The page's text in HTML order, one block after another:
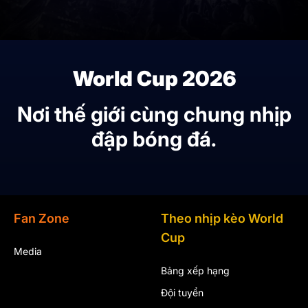
World Cup 2026
Nơi thế giới cùng chung nhịp
đập bóng đá.
Fan Zone
Media
Theo nhịp kèo World
Cup
Bảng xếp hạng
Đội tuyển